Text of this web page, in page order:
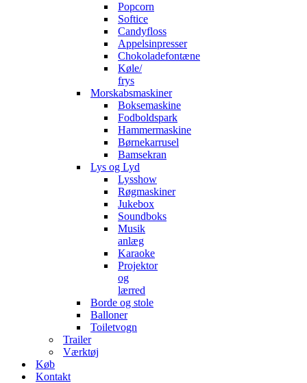
Popcorn
Softice
Candyfloss
Appelsinpresser
Chokoladefontæne
Køle/
frys
Morskabsmaskiner
Boksemaskine
Fodboldspark
Hammermaskine
Børnekarrusel
Bamsekran
Lys og Lyd
Lysshow
Røgmaskiner
Jukebox
Soundboks
Musik
anlæg
Karaoke
Projektor
og
lærred
Borde og stole
Balloner
Toiletvogn
Trailer
Værktøj
Køb
Kontakt